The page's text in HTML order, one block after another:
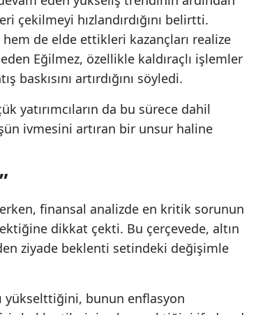
çekilmeyi hızlandırdığını belirtti.
hem de elde ettikleri kazançları realize
Eğilmez, özellikle kaldıraçlı işlemler
baskısını artırdığını söyledi.
yatırımcıların da bu sürece dahil
ivmesini artıran bir unsur haline
finansal analizde en kritik sorunun
dikkat çekti. Bu çerçevede, altın
ziyade beklenti setindeki değişimle
yükselttiğini, bunun enflasyon